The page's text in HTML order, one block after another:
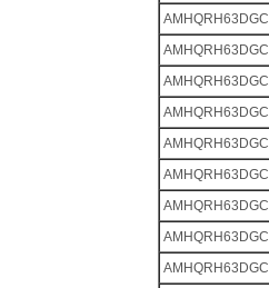
AMHQRH63DGC
AMHQRH63DGC
AMHQRH63DGC
AMHQRH63DGC
AMHQRH63DGC
AMHQRH63DGC
AMHQRH63DGC
AMHQRH63DGC
AMHQRH63DGC